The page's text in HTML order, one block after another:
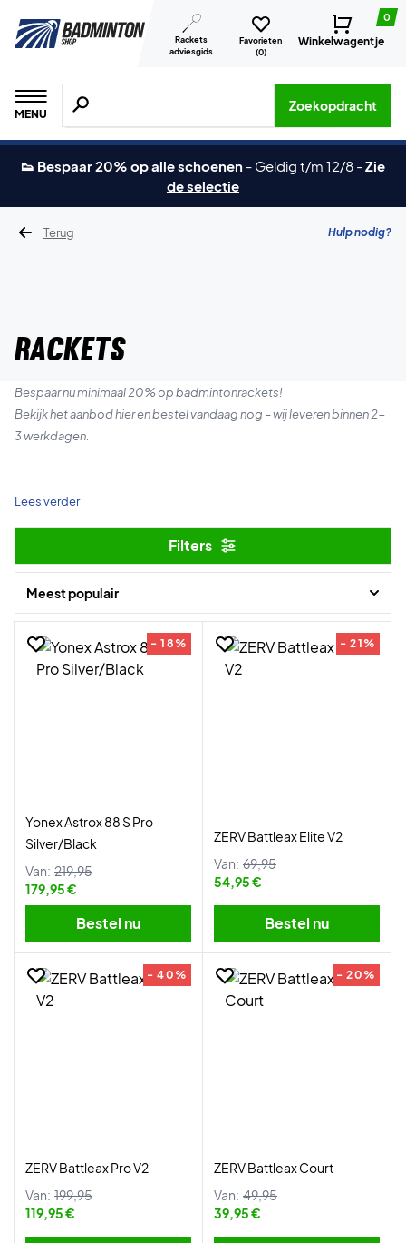
Rackets
adviesgids
Favorieten
(0)
0
Winkelwagentje
MENU
Zoeken naar producten, merken etc.
Zoekopdracht
👟 Bespaar 20% op alle schoenen - Geldig t/m 12/8 -Zie
de selectie
Terug Hulp nodig?
Rackets
Bespaar nu minimaal 20% op badmintonrackets!
Bekijk het aanbod hier en bestel vandaag nog – wij leveren binnen 2-
3 werkdagen.
Lees verder
Filters
Meest populair
- 18%
Yonex Astrox 88 S Pro
Silver/Black
Van: 219,95
179,95 €
Bestel nu
- 21%
ZERV Battleax Elite V2
Van: 69,95
54,95 €
Bestel nu
- 40%
ZERV Battleax Pro V2
Van: 199,95
119,95 €
- 20%
ZERV Battleax Court
Van: 49,95
39,95 €